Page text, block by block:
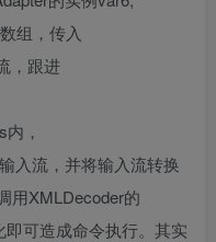
组，传入
，跟进
，
入流，并将输入流转换
用XMLDecoder的
可造成命令执行。其实